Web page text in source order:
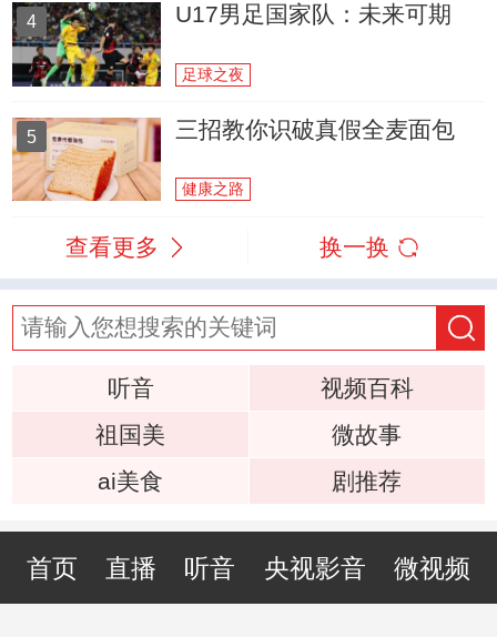
4 U17男足国家队：未来可期
足球之夜
5 三招教你识破真假全麦面包
健康之路
查看更多 换一换
听音
视频百科
祖国美
微故事
ai美食
剧推荐
首页 直播 听音 央视影音 微视频